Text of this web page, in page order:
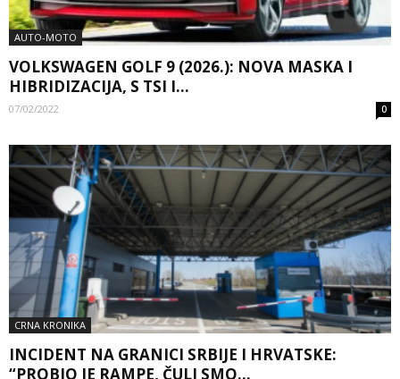
AUTO-MOTO
VOLKSWAGEN GOLF 9 (2026.): NOVA MASKA I
HIBRIDIZACIJA, S TSI I...
07/02/2022 0
CRNA KRONIKA
INCIDENT NA GRANICI SRBIJE I HRVATSKE:
“PROBIO JE RAMPE, ČULI SMO...